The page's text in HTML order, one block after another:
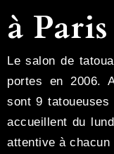
à Paris
Le salon de
portes en 2006.
sont 9 tatoueuses
accueillent du
attentive à